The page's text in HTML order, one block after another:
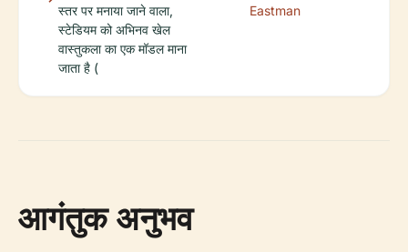
स्तर पर मनाया जाने वाला,
स्टेडियम को अभिनव खेल
वास्तुकला का एक मॉडल माना
जाता है (
Eastman
आगंतुक अनुभव